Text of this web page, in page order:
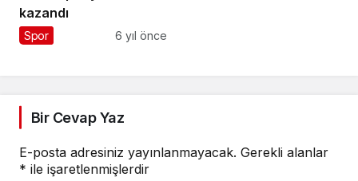
kazandı
Spor 6 yıl önce
Bir Cevap Yaz
E-posta adresiniz yayınlanmayacak. Gerekli alanlar
* ile işaretlenmişlerdir